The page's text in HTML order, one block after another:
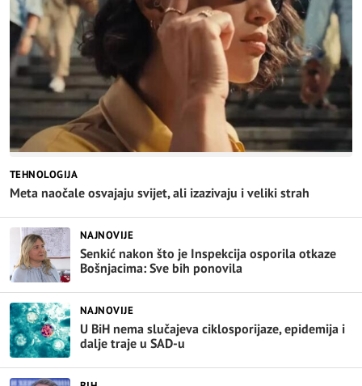
TEHNOLOGIJA
Meta naočale osvajaju svijet, ali izazivaju i veliki strah
NAJNOVIJE
Senkić nakon što je Inspekcija osporila otkaze
Bošnjacima: Sve bih ponovila
NAJNOVIJE
U BiH nema slučajeva ciklosporijaze, epidemija i
dalje traje u SAD-u